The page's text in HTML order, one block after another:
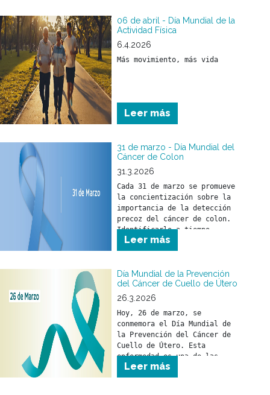
06 de abril - Día Mundial de la
Actividad Física
6.4.2026
Más movimiento, más vida
Leer más
31 de marzo - Día Mundial del
Cáncer de Colon
31.3.2026
Cada 31 de marzo se promueve
la concientización sobre la
importancia de la detección
precoz del cáncer de colon.
Identificarlo a tiempo
permite iniciar un
tratamiento oportuno y
salud.
Leer más
Día Mundial de la Prevención
del Cáncer de Cuello de Útero
26.3.2026
Hoy, 26 de marzo, se
conmemora el Día Mundial de
la Prevención del Cáncer de
Cuello de Útero. Esta
enfermedad es una de las
pocas que pueden prevenirse
si se toman medidas a tiempo.
Leer más